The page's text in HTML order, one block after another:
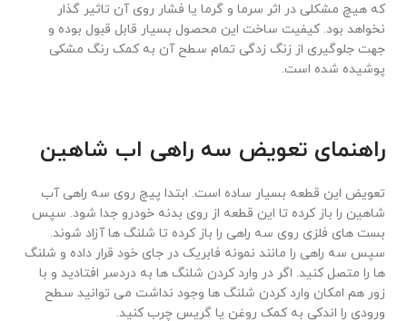
که هیچ مشکلی در اثر سرما و گرما یا فشار روی آن تاثیر گذار
نخواهد بود. کیفیت ساخت این محصول بسیار قابل قبول بوده و
جهت جلوگیری از زنگ زدگی تمام سطح آن به کمک رنگ مشکی
پوشیده شده است.
راهنمای تعویض سه راهی اب شاهین
تعویض این قطعه بسیار ساده است. ابتدا پیچ روی سه راهی آب
شاهین را باز کرده تا این قطعه از روی بدنه خودرو جدا شود. سپس
بست های فلزی روی سه راهی را باز کرده تا شلنگ ها آزاد شوند.
سپس سه راهی را مانند نمونه فابریک در جای خود قرار داده و شلنگ
ها را متصل کنید. اگر در وارد کردن شلنگ ها به دردسر افتادید و با
زور هم امکان وارد کردن شلنگ ها وجود نداشت می توانید سطح
ورودی را اندکی به کمک روغن یا گریس چرب کنید.